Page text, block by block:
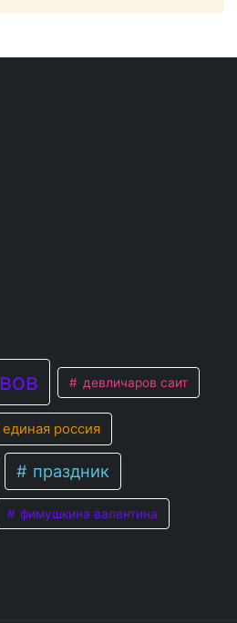
вов девличаров саит
единая россия
праздник
фимушкина валентина